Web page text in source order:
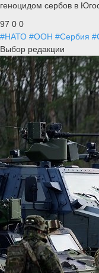
геноцидом сербов в
97 0 0
#НАТО #ООН #Сербия
Выбор редакции